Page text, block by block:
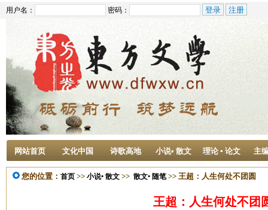
用户名： 密码：
网站首页 文化中国 诗歌高地 小说• 散文 理论 ▪ 论文 主
您的位置： 首页 >> 小说• 散文 >> 散文• 随笔>> 王超：人生何处不团圆
王超：人生何处不团